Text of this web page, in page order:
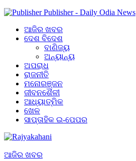
Publisher - Daily Odia News
ଆଜିର ଖବର
ଦେଶ ବିଦେଶ
ବାଣିଜ୍ୟ
ଅନ୍ୟାନ୍ୟ
ଅପରାଧ
ରାଜନୀତି
ମନୋରଞ୍ଜନ
ଜୀବନଶୈଳୀ
ଆଧ୍ୟାତ୍ମିକ
ଖେଳ
ସାପ୍ତାହିକ ଇ-ପେପର
ଆଜିର ଖବର